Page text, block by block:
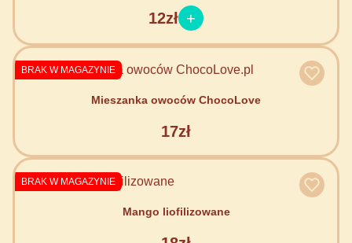
12zł
BRAK W MAGAZYNIE
Mieszanka owoców ChocoLove
17zł
BRAK W MAGAZYNIE
Mango liofilizowane